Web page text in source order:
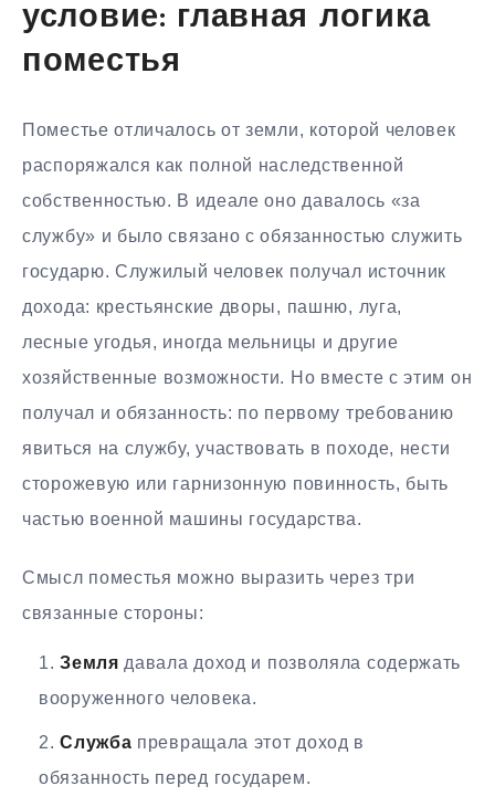
условие: главная логика
поместья
Поместье отличалось от земли, которой человек
распоряжался как полной наследственной
собственностью. В идеале оно давалось «за
службу» и было связано с обязанностью служить
государю. Служилый человек получал источник
дохода: крестьянские дворы, пашню, луга,
лесные угодья, иногда мельницы и другие
хозяйственные возможности. Но вместе с этим он
получал и обязанность: по первому требованию
явиться на службу, участвовать в походе, нести
сторожевую или гарнизонную повинность, быть
частью военной машины государства.
Смысл поместья можно выразить через три
связанные стороны:
Земля давала доход и позволяла содержать
вооруженного человека.
Служба превращала этот доход в
обязанность перед государем.